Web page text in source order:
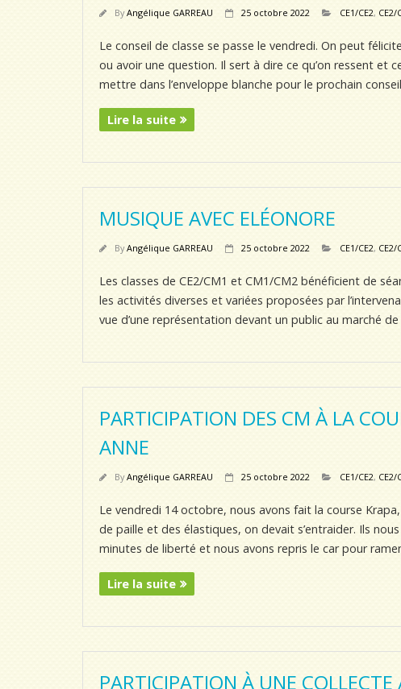
ByAngélique GARREAU 25 octobre 2022 CE1/CE2, CE2/
Le conseil de classe se passe le vendredi. On peut
ou avoir une question. Il sert à dire ce qu’on ressent et
mettre dans l’enveloppe blanche pour le prochain
Lire la suite
MUSIQUE AVEC ELÉONORE
ByAngélique GARREAU 25 octobre 2022 CE1/CE2, CE2/
Les classes de CE2/CM1 et CM1/CM2 bénéficient de
les activités diverses et variées proposées par
vue d’une représentation devant un public au marché de
PARTICIPATION DES CM À LA
ANNE
ByAngélique GARREAU 25 octobre 2022 CE1/CE2, CE2/
Le vendredi 14 octobre, nous avons fait la course
de paille et des élastiques, on devait s’entraider. Ils
minutes de liberté et nous avons repris le car pour
Lire la suite
PARTICIPATION À UNE